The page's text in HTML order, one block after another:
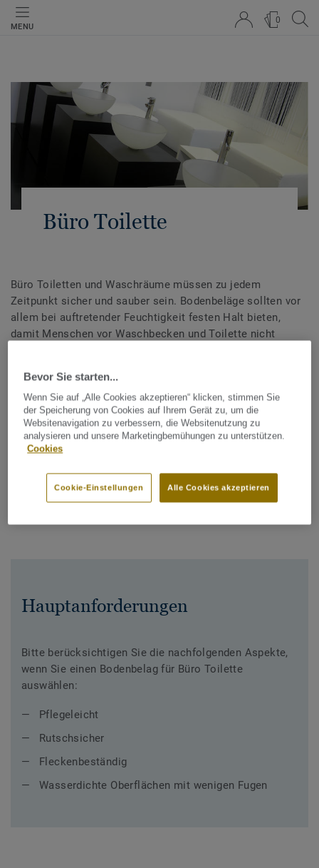
MENU
0
Büro Toilette
Büro Toiletten und Waschräume müssen zu jedem
Zeitpunkt sicher und sauber sein. Bodenbeläge sollten vor
allem bei auftretender Feuchtigkeit festen Halt bieten,
damit Menschen vor Waschbecken und Toilette nicht
Komplettlösung integrierter
passenden Boden- und Wandbelägen in Betracht.
Gerne beraten wir Sie individuell, nehmen Sie mit
unsKontakt
Erfahren Sie mehr überBodenbeläge in Büro und
Verwaltung
Hauptanforderungen
Bitte berücksichtigen Sie die nachfolgenden Aspekte,
wenn Sie einen Bodenbelag für Büro Toilette
auswählen:
Pflegeleicht
Rutschsicher
Fleckenbeständig
Wasserdichte Oberflächen mit wenigen Fugen
Bevor Sie starten...
Wenn Sie auf „Alle Cookies akzeptieren“ klicken, stimmen Sie
der Speicherung von Cookies auf Ihrem Gerät zu, um die
Websitenavigation zu verbessern, die Websitenutzung zu
analysieren und unsere Marketingbemühungen zu unterstützen.
Cookies
Alle Cookies akzeptieren
Cookie-Einstellungen